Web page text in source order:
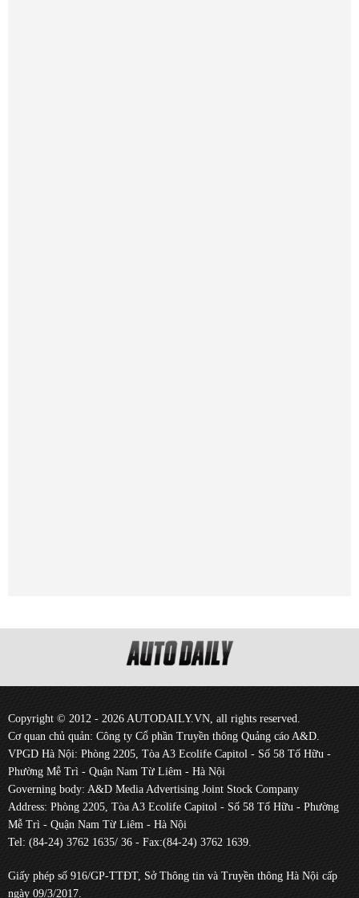
Copyright © 2012 - 2026 AUTODAILY.VN, all rights reserved.
Cơ quan chủ quản: Công ty Cổ phần Truyền thông Quảng cáo A&D.
VPGD Hà Nội: Phòng 2205, Tòa A3 Ecolife Capitol - Số 58 Tố Hữu -
Phường Mễ Trì - Quận Nam Từ Liêm - Hà Nội
Governing body: A&D Media Advertising Joint Stock Company
Address: Phòng 2205, Tòa A3 Ecolife Capitol - Số 58 Tố Hữu - Phường
Mễ Trì - Quận Nam Từ Liêm - Hà Nội
Tel: (84-24) 3762 1635/ 36 - Fax:(84-24) 3762 1639.
Giấy phép số 916/GP-TTĐT, Sở Thông tin và Truyền thông Hà Nội cấp
ngày 09/3/2017.